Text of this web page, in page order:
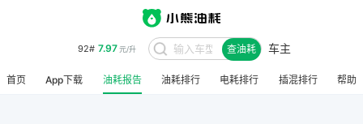
92# 7.97元/升 查油耗 车主
首页 App下载 油耗报告 油耗排行 电耗排行 插混排行 帮助